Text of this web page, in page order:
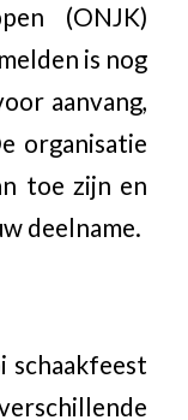
(ONJK)
is nog
aanvang,
organisatie
toe zijn en
deelname.
schaakfeest